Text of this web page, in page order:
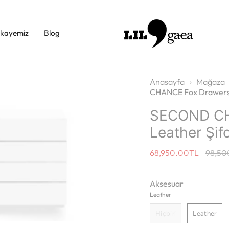
Blog
Anasayfa › Mağaza
CHANCE Fox
SECOND
Leather
68,950.00TL
Aksesuar
Leather
Leather